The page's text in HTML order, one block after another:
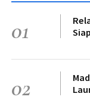
01
02